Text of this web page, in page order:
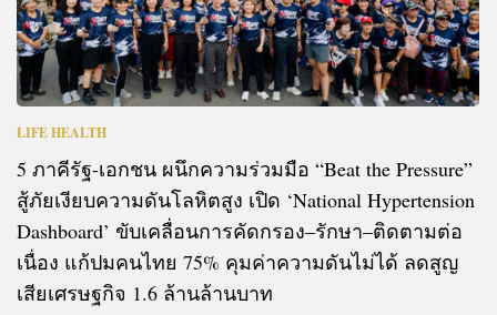
LIFE HEALTH
5 ภาคีรัฐ-เอกชน ผนึกความร่วมมือ “Beat the Pressure”
สู้ภัยเงียบความดันโลหิตสูง เปิด ‘National Hypertension
Dashboard’ ขับเคลื่อนการคัดกรอง–รักษา–ติดตามต่อ
เนื่อง แก้ปมคนไทย 75% คุมค่าความดันไม่ได้ ลดสูญ
เสียเศรษฐกิจ 1.6 ล้านล้านบาท